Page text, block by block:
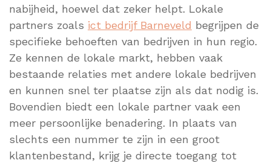
nabijheid, hoewel dat zeker helpt. Lokale
partners zoals ict bedrijf Barneveld begrijpen de
specifieke behoeften van bedrijven in hun regio.
Ze kennen de lokale markt, hebben vaak
bestaande relaties met andere lokale bedrijven
en kunnen snel ter plaatse zijn als dat nodig is.
Bovendien biedt een lokale partner vaak een
meer persoonlijke benadering. In plaats van
slechts een nummer te zijn in een groot
klantenbestand, krijg je directe toegang tot